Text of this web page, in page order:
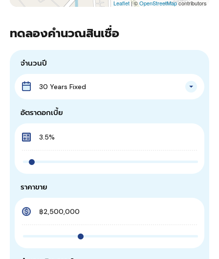
Leaflet| ©OpenStreetMapcontributors
ทดลองคำนวณสินเชื่อ
จำนวนปี
30 Years Fixed
อัตราดอกเบี้ย
ราคาขาย